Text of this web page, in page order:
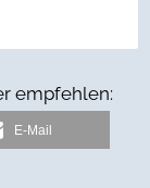
empfehlen:
E-Mail